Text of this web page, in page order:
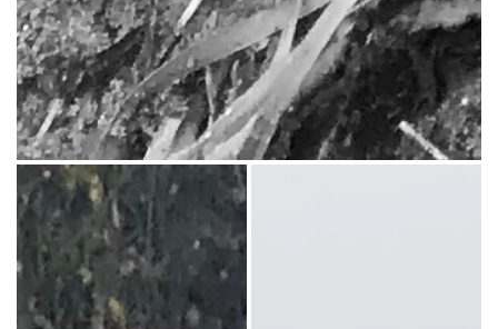
Argine fluviale e metro per le misurazioni idrometriche